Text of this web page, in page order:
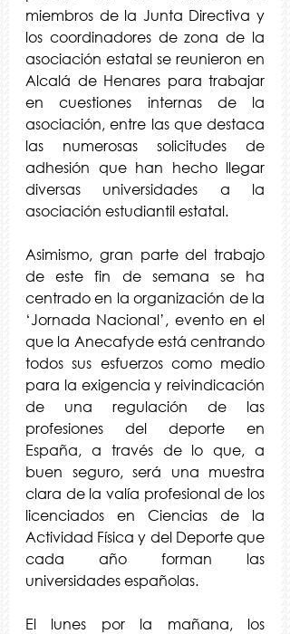
miembros de la Junta Directiva y
los coordinadores de zona de la
asociación estatal se reunieron en
Alcalá de Henares para trabajar
en cuestiones internas de la
asociación, entre las que destaca
las numerosas solicitudes de
adhesión que han hecho llegar
diversas universidades a la
asociación estudiantil estatal.
Asimismo, gran parte del trabajo
de este fin de semana se ha
centrado en la organización de la
‘Jornada Nacional’, evento en el
que la Anecafyde está centrando
todos sus esfuerzos como medio
para la exigencia y reivindicación
de una regulación de las
profesiones del deporte en
España, a través de lo que, a
buen seguro, será una muestra
clara de la valía profesional de los
licenciados en Ciencias de la
Actividad Física y del Deporte que
cada año forman las
universidades españolas.
El lunes por la mañana, los